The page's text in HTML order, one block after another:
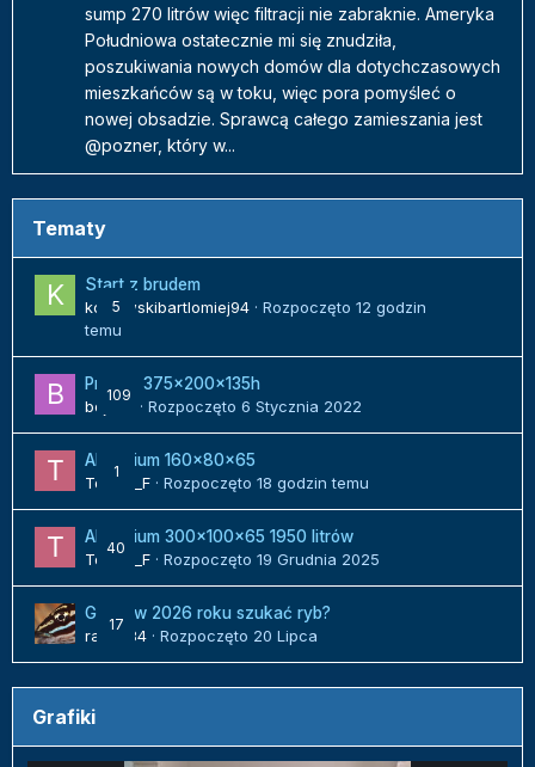
sump 270 litrów więc filtracji nie zabraknie. Ameryka
Południowa ostatecznie mi się znudziła,
poszukiwania nowych domów dla dotychczasowych
mieszkańców są w toku, więc pora pomyśleć o
nowej obsadzie. Sprawcą całego zamieszania jest
@pozner, który w...
Tematy
5
Start z brudem
kozlowskibartlomiej94 · Rozpoczęto 12 godzin
temu
109
Projekt 375x200x135h
bojack
· Rozpoczęto 6 Stycznia 2022
1
Akwarium 160x80x65
Tomek_F · Rozpoczęto 18 godzin temu
40
Akwarium 300x100x65 1950 litrów
Tomek_F · Rozpoczęto 19 Grudnia 2025
17
Gdzie w 2026 roku szukać ryb?
radek84 · Rozpoczęto 20 Lipca
Grafiki